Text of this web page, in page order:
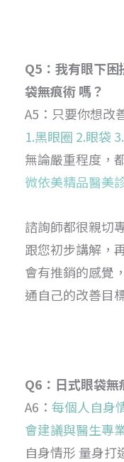
Q5：我有眼下困
袋無痕術 嗎？
A5：只要你想改
1.黑眼圈 2.眼袋
無論嚴重程度，
微依美精品醫美
諮詢師都很親切
跟您初步講解，
會有推銷的感覺
通自己的改善目
Q6：日式眼袋無
A6： 每個人自身
會建議與醫生專
自身情形 量身打